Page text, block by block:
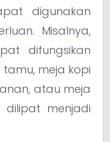
digunakan
Misalnya,
difungsikan
meja kopi
atau meja
menjadi